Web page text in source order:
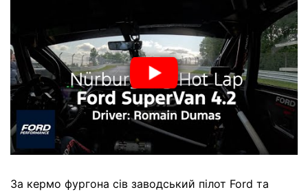
За кермо фургона сів заводський пілот Ford та